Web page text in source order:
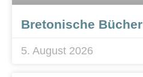
Bretonische Bücher
5. August 2026